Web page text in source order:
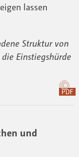
lassen
Struktur von
Einstiegshürde
PDF
und